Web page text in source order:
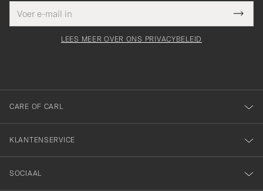
veldBedankt
voor
nieuwsbrief!
LEES MEER OVER ONS PRIVACYBELEID
CARE OF CARL
KLANTENSERVICE
SOCIAAL